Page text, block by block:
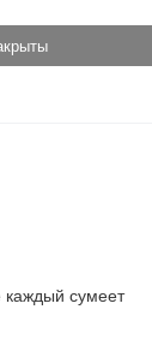
каждый сумеет